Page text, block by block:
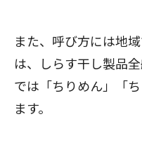
また、呼び方には地
は、しらす干し製品
では「ちりめん」「
ます。